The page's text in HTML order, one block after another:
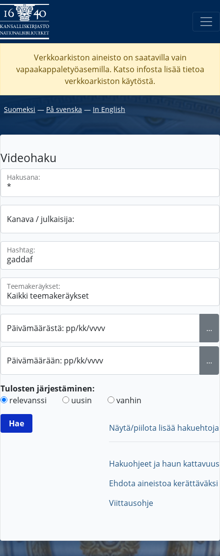
Verkkoarkiston aineisto on saatavilla vain
vapaakappaletyöasemilla. Katso infosta lisää tietoa
verkkoarkiston käytöstä.
Suomeksi ― På svenska ― In English
Videohaku
Hakusana:
Kanava / julkaisija:
Hashtag:
Teemakeräykset:
Päivämäärästä: pp/kk/vvvv ...
Päivämäärään: pp/kk/vvvv ...
Tulosten järjestäminen:
relevanssi
uusin vanhin
Näytä/piilota lisää hakuehtoja
Hakuohjeet ja haun kattavuus
Ehdota aineistoa kerättäväksi
Viittausohje